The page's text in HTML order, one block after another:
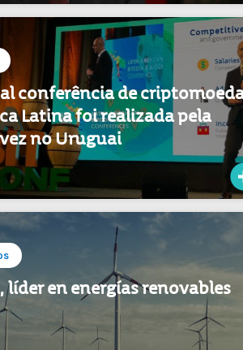
conferência de criptomoedas
Latina foi realizada pela
no Uruguai
líder en energías renovables